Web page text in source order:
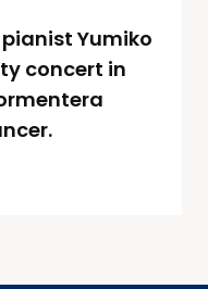
Yumiko
concert in